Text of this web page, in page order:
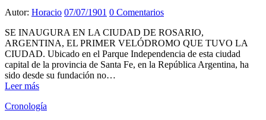
Autor: Horacio 07/07/1901 0 Comentarios
SE INAUGURA EN LA CIUDAD DE ROSARIO,
ARGENTINA, EL PRIMER VELÓDROMO QUE TUVO LA
CIUDAD. Ubicado en el Parque Independencia de esta ciudad
capital de la provincia de Santa Fe, en la República Argentina, ha
sido desde su fundación no…
Leer más
Cronología